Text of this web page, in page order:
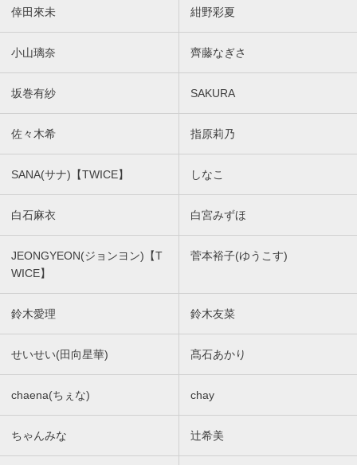
倖田來未 紺野彩夏
小山璃奈 齊藤なぎさ
坂巻有紗 SAKURA
佐々木希 指原莉乃
SANA(サナ)【TWICE】 しなこ
白石麻衣 白宮みずほ
JEONGYEON(ジョンヨン)【T
WICE】
菅本裕子(ゆうこす)
鈴木愛理 鈴木友菜
せいせい(田向星華) 髙石あかり
chaena(ちぇな) chay
ちゃんみな 辻希美